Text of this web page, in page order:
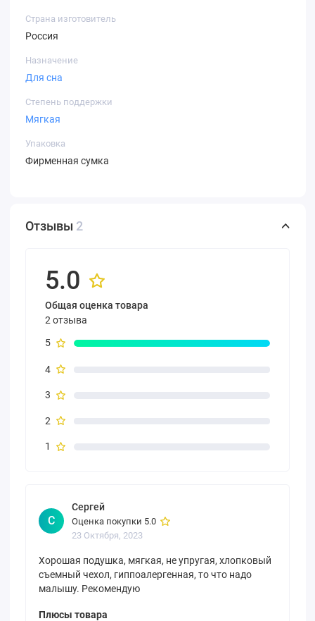
Страна изготовитель
Россия
Назначение
Для сна
Степень поддержки
Мягкая
Упаковка
Фирменная сумка
Отзывы 2
5.0
Общая оценка товара
2 отзыва
5
4
3
2
1
С
Сергей
Оценка покупки 5.0
23 Октября, 2023
Хорошая подушка, мягкая, не упругая, хлопковый
съемный чехол, гиппоалергенная, то что надо
малышу. Рекомендую
Плюсы товара